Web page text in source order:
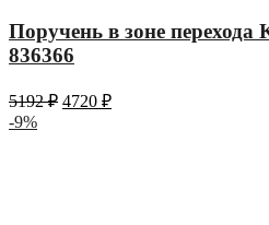
Поручень в зоне перехода
836366
5192₽ 4720 ₽
-9%